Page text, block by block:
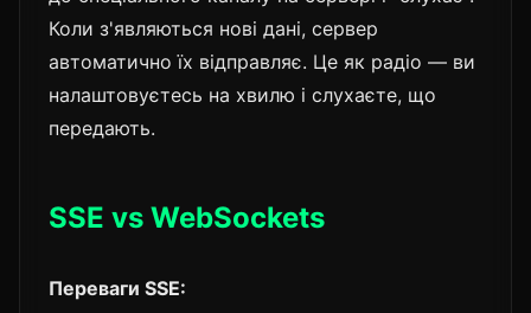
Коли з'являються нові дані, сервер
автоматично їх відправляє. Це як радіо — ви
налаштовуєтесь на хвилю і слухаєте, що
передають.
SSE vs WebSockets
Переваги SSE: